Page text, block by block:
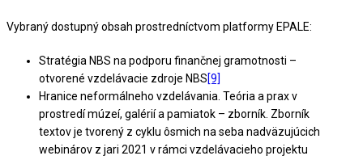
Vybraný dostupný obsah prostredníctvom platformy EPALE:
Stratégia NBS na podporu finančnej gramotnosti –
otvorené vzdelávacie zdroje NBS[9]
Hranice neformálneho vzdelávania. Teória a prax v
prostredí múzeí, galérií a pamiatok – zborník. Zborník
textov je tvorený z cyklu ôsmich na seba nadväzujúcich
webinárov z jari 2021 v rámci vzdelávacieho projektu